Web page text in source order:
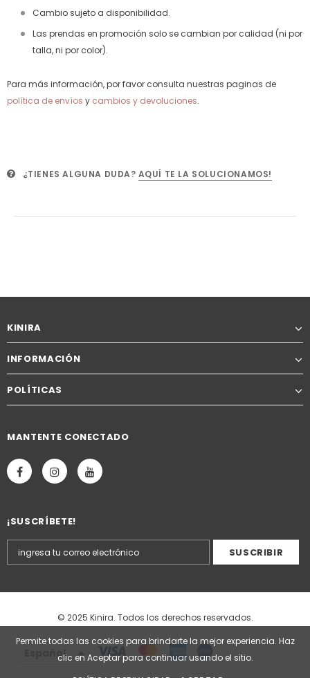
Cambio sujeto a disponibilidad.
Las prendas en promoción solo se cambian por calidad (ni por
talla, ni por color).
Para más información, por favor consulta nuestras paginas de
política de envíos y cambios y devoluciones.
¿TIENES ALGUNA DUDA? AQUÍ TE LA SOLUCIONAMOS!
Permite todas las cookies para brindarte la mejor experiencia. Haz
clic en Aceptar para continuar usando el sitio.
KINIRA
INFORMACIÓN
POLÍTICAS
MANTENTE CONECTADO
¡SUSCRÍBETE!
© 2025 Kinira. Todos los derechos reservados.
Español